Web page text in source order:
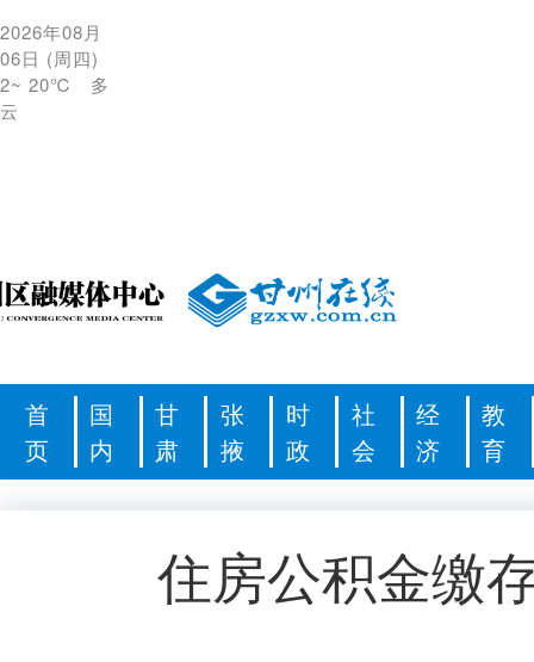
2026年08月
06日 (周四)
2~ 20℃
多
云
首
页
国
内
甘
肃
张
掖
时
政
社
会
经
济
教
育
住房公积金缴